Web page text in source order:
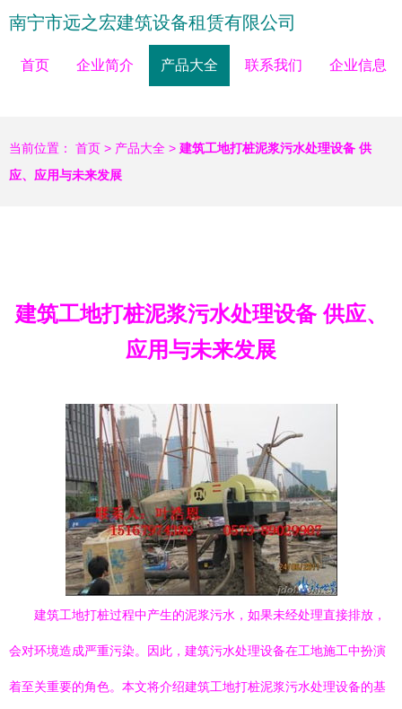
南宁市远之宏建筑设备租赁有限公司
首页 企业简介 产品大全 联系我们 企业信息
当前位置： 首页 > 产品大全 > 建筑工地打桩泥浆污水处理设备 供
应、应用与未来发展
建筑工地打桩泥浆污水处理设备 供应、
应用与未来发展
建筑工地打桩过程中产生的泥浆污水，如果未经处理直接排放，
会对环境造成严重污染。因此，建筑污水处理设备在工地施工中扮演
着至关重要的角色。本文将介绍建筑工地打桩泥浆污水处理设备的基